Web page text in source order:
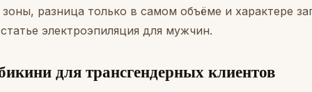
разница только в самом объёме и характере
электроэпиляция для мужчин.
для трансгендерных клиентов